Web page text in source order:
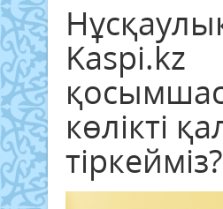
Kaspi.kz
көлікті
тіркейміз?